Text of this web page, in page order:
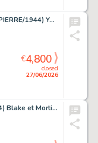
DERIB (CLAUDE DE RIBEAUPIERRE/1944) Yakari, Tome 26,...
closed
27/06/2026
€4,800
JUILLARD, André (1948-2024) Blake et Mortimer, T.23,...